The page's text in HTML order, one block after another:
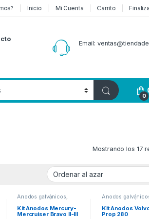
Inicio Mi Cuenta Carrito
Email:
0
Mostrando los 17
Ánodos galvánicos,
Anodos galvánicos
Kit Anodos Mercury-
Mercruiser Bravo II-III
Ánodos
Anodos galvánicos
Kit Anodos
Prop 280